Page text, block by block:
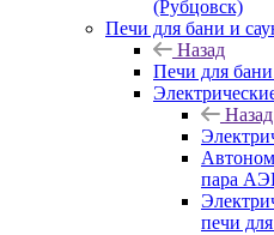
(Рубцовск)
Печи для бани и
Назад
Печи для
Назад
пара
печи